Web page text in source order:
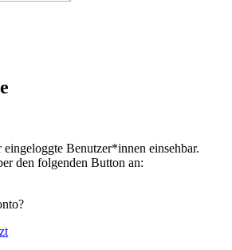
Benutzer*innen einsehbar.
den folgenden Button an: